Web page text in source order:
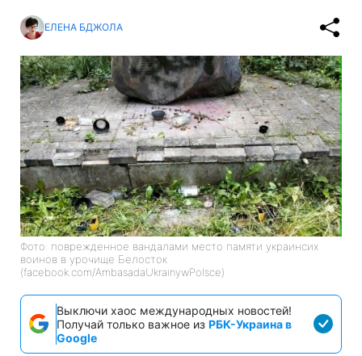
ЕЛЕНА БДЖОЛА
Фото: поврежденное вандалами место памяти украинсих
воинов в урочище Белосток
(facebook.com/AmbasadaUkrainywPolsce)
Выключи хаос международных новостей!
Получай только важное из РБК-Украина в
Google